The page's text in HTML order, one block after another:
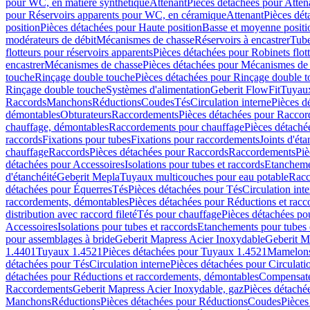
pour WC, en matière synthétiqueAttenantPièces détachées pour
pour Réservoirs apparents pour WC, en céramiqueAttenantPièces
positionPièces détachées pour Haute positionBasse et moyenne
modérateurs de débitMécanismes de chasseRéservoirs à encastrer
flotteurs pour réservoirs apparentsPièces détachées pour Robinets
encastrerMécanismes de chassePièces détachées pour Mécanismes de
toucheRinçage double touchePièces détachées pour Rinçage double
Rinçage double toucheSystèmes d'alimentationGeberit FlowFit
RaccordsManchonsRéductionsCoudesTésCirculation internePièces
démontablesObturateursRaccordementsPièces détachées pour
chauffage, démontablesRaccordements pour chauffagePièces
raccordsFixations pour tubesFixations pour raccordementsJoints
chauffageRaccordsPièces détachées pour RaccordsRaccordements
détachées pour AccessoiresIsolations pour tubes et raccords
d'étanchéitéGeberit MeplaTuyaux multicouches pour eau potable
détachées pour ÉquerresTésPièces détachées pour TésCirculation
raccordements, démontablesPièces détachées pour Réductions et
distribution avec raccord filetéTés pour chauffagePièces détachées
AccessoiresIsolations pour tubes et raccordsEtanchements pour tubes
pour assemblages à brideGeberit Mapress Acier InoxydableGeberit
1.4401Tuyaux 1.4521Pièces détachées pour Tuyaux 1.4521
détachées pour TésCirculation internePièces détachées pour
détachées pour Réductions et raccordements, démontables
RaccordementsGeberit Mapress Acier Inoxydable, gazPièces
ManchonsRéductionsPièces détachées pour RéductionsCoudes